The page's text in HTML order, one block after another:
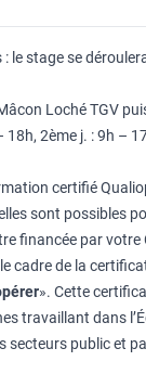
le stage se
Loché TGV
18h, 2ème j. : 9h –
certifié
sont possibles
financée par votre
cadre de la
». Cette
travaillant dans
secteurs public et